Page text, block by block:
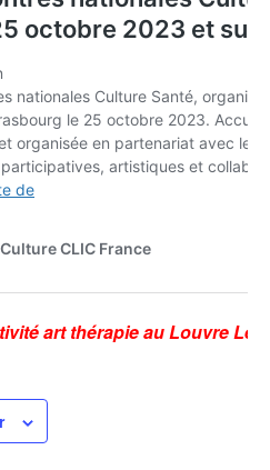
art thérapie au Louvre